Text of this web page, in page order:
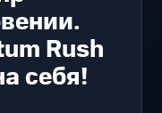
Rush
себя!